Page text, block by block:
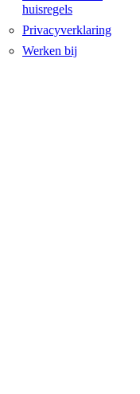
huisregels
Privacyverklaring
Werken bij